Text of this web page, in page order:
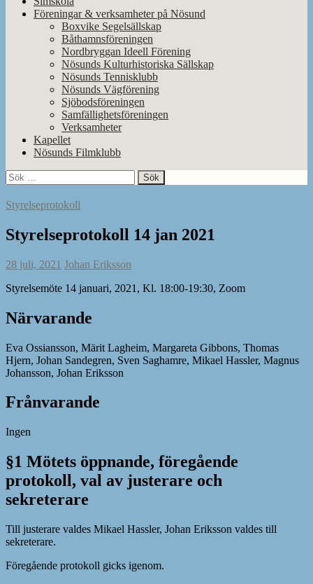
Föreningar & verksamheter på Nösund
Boxvike Segelsällskap
Båthamnsföreningen
Nordbryggan Ideell Förening
Nösunds Kulturhistoriska Sällskap
Nösunds Tennisklubb
Nösunds Vägförening
Sjöbodsföreningen
Samfällighetsföreningen
Verksamheter
Kapellet
Nösunds Filmklubb
Sök
efter:
Styrelseprotokoll
Styrelseprotokoll 14 jan 2021
28 juli, 2021 Johan Eriksson
Styrelsemöte 14 januari, 2021, Kl. 18:00-19:30, Zoom
Närvarande
Eva Ossiansson, Märit Lagheim, Margareta Gibbons, Thomas
Hjern, Johan Sandegren, Sven Saghamre, Mikael Hassler, Magnus
Johansson, Johan Eriksson
Frånvarande
Ingen
§1 Mötets öppnande, föregående
protokoll, val av justerare och
sekreterare
Till justerare valdes Mikael Hassler, Johan Eriksson valdes till
sekreterare.
Föregående protokoll gicks igenom.